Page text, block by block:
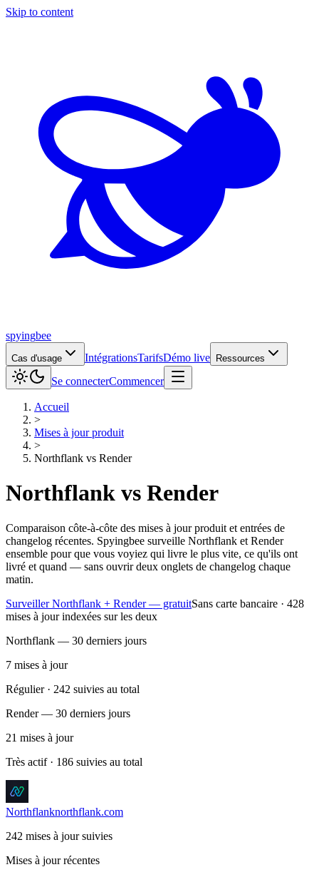
Skip to content
spyingbee
Cas d'usage IntégrationsTarifsDémo live Ressources
Se connecterCommencer
Accueil
>
Mises à jour produit
>
Northflank vs Render
Northflank vs Render
Comparaison côte-à-côte des mises à jour produit et entrées de
changelog récentes. Spyingbee surveille Northflank et Render
ensemble pour que vous voyiez qui livre le plus vite, ce qu'ils ont
livré et quand — sans ouvrir deux onglets de changelog chaque
matin.
Surveiller Northflank + Render — gratuitSans carte bancaire · 428
mises à jour indexées sur les deux
Northflank — 30 derniers jours
7 mises à jour
Régulier · 242 suivies au total
Render — 30 derniers jours
21 mises à jour
Très actif · 186 suivies au total
Northflanknorthflank.com
242 mises à jour suivies
Mises à jour récentes